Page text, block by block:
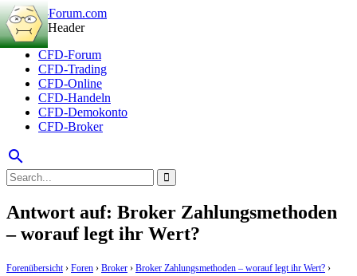
CFD-Forum
CFD-Trading
CFD-Online
CFD-Handeln
CFD-Demokonto
CFD-Broker
search
Antwort auf: Broker Zahlungsmethoden
– worauf legt ihr Wert?
Forenübersicht › Foren › Broker › Broker Zahlungsmethoden – worauf legt ihr Wert? ›